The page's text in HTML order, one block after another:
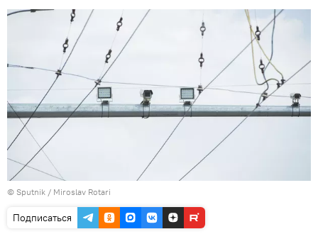
© Sputnik / Miroslav Rotari
Подписаться